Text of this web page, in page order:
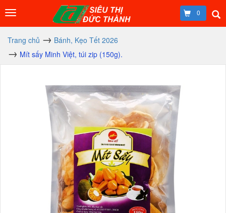
0
Trang chủ
Bánh, Kẹo Tết 2026
Mít sấy Minh Việt, túi zip (150g).